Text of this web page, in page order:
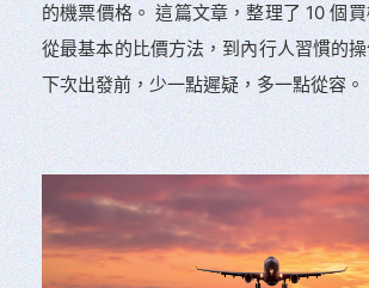
的機票價格。 這篇文章，整理了 10 個
從最基本的比價方法，到內行人習慣的
下次出發前，少一點遲疑，多一點從容。